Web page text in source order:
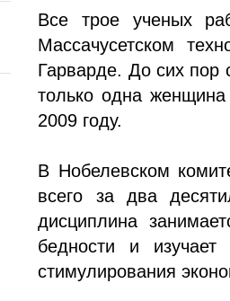
Все трое ученых
Массачусетском
Гарварде. До сих пор
только одна
2009 году.
В Нобелевском
всего за два
дисциплина
бедности и
стимулирования